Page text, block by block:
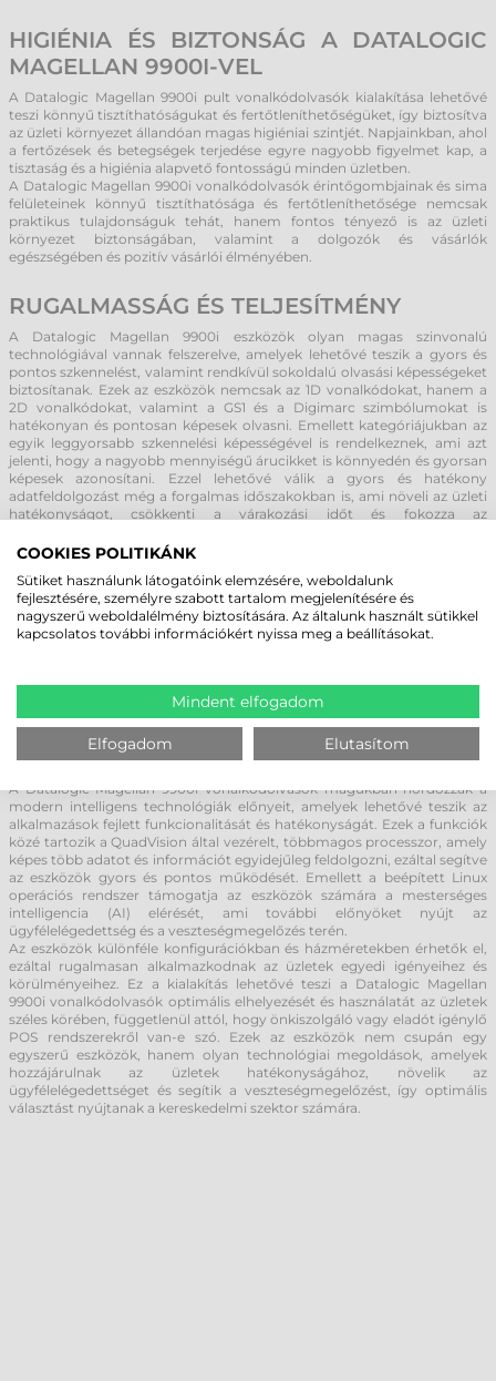
HIGIÉNIA ÉS BIZTONSÁG A DATALOGIC
MAGELLAN 9900I-VEL
A Datalogic Magellan 9900i pult vonalkódolvasók kialakítása lehetővé
teszi könnyű tisztíthatóságukat és fertőtleníthetőségüket, így biztosítva
az üzleti környezet állandóan magas higiéniai szintjét. Napjainkban, ahol
a fertőzések és betegségek terjedése egyre nagyobb figyelmet kap, a
tisztaság és a higiénia alapvető fontosságú minden üzletben.
A Datalogic Magellan 9900i vonalkódolvasók érintőgombjainak és sima
felületeinek könnyű tisztíthatósága és fertőtleníthetősége nemcsak
praktikus tulajdonságuk tehát, hanem fontos tényező is az üzleti
környezet biztonságában, valamint a dolgozók és vásárlók
egészségében és pozitív vásárlói élményében.
RUGALMASSÁG ÉS TELJESÍTMÉNY
A Datalogic Magellan 9900i eszközök olyan magas szinvonalú
technológiával vannak felszerelve, amelyek lehetővé teszik a gyors és
pontos szkennelést, valamint rendkívül sokoldalú olvasási képességeket
biztosítanak. Ezek az eszközök nemcsak az 1D vonalkódokat, hanem a
2D vonalkódokat, valamint a GS1 és a Digimarc szimbólumokat is
hatékonyan és pontosan képesek olvasni. Emellett kategóriájukban az
egyik leggyorsabb szkennelési képességével is rendelkeznek, ami azt
jelenti, hogy a nagyobb mennyiségű árucikket is könnyedén és gyorsan
képesek azonosítani. Ezzel lehetővé válik a gyors és hatékony
adatfeldolgozást még a forgalmas időszakokban is, ami növeli az üzleti
hatékonyságot, csökkenti a várakozási időt és fokozza az
Ezen túlmenően, az hatékony képalkotó technológia és a gyors
pontosabb munkavégzésben, minimalizálva ezzel a tévedések
lehetőségét és növelve a termelékenységet. Ezáltal a Datalogic Magellan
9900i eszközök nemcsak egyszerű szkennerek, hanem ezen túlmenően
olyan eszközök, amelyek jelentős mértékben hozzájárulnak az üzleti
A DATALOGIC MAGELLAN 9900I
VONALKÓDOLVASÓ INTELLIGENS
FUNKCIÓI ÉS RUGALMAS KIALAKÍTÁSA
A Datalogic Magellan 9900i vonalkódolvasók magukban hordozzák a
modern intelligens technológiák előnyeit, amelyek lehetővé teszik az
alkalmazások fejlett funkcionalitását és hatékonyságát. Ezek a funkciók
közé tartozik a QuadVision által vezérelt, többmagos processzor, amely
képes több adatot és információt egyidejűleg feldolgozni, ezáltal segítve
az eszközök gyors és pontos működését. Emellett a beépített Linux
operációs rendszer támogatja az eszközök számára a mesterséges
intelligencia (AI) elérését, ami további előnyöket nyújt az
ügyfélelégedettség és a veszteségmegelőzés terén.
Az eszközök különféle konfigurációkban és házméretekben érhetők el,
ezáltal rugalmasan alkalmazkodnak az üzletek egyedi igényeihez és
körülményeihez. Ez a kialakítás lehetővé teszi a Datalogic Magellan
9900i vonalkódolvasók optimális elhelyezését és használatát az üzletek
széles körében, függetlenül attól, hogy önkiszolgáló vagy eladót igénylő
POS rendszerekről van-e szó. Ezek az eszközök nem csupán egy
egyszerű eszközök, hanem olyan technológiai megoldások, amelyek
hozzájárulnak az üzletek hatékonyságához, növelik az
ügyfélelégedettséget és segítik a veszteségmegelőzést, így optimális
választást nyújtanak a kereskedelmi szektor számára.
COOKIES POLITIKÁNK
Sütiket használunk látogatóink elemzésére, weboldalunk
fejlesztésére, személyre szabott tartalom megjelenítésére és
nagyszerű weboldalélmény biztosítására. Az általunk használt sütikkel
kapcsolatos további információkért nyissa meg a beállításokat.
Mindent elfogadom
Elfogadom Elutasítom